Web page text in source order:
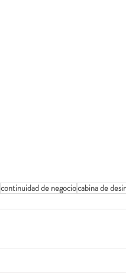
continuidad de negociocabina de